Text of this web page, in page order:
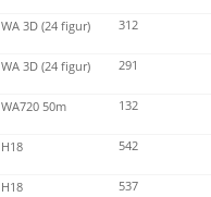
WA 3D (24 figur) 312
WA 3D (24 figur) 291
WA720 50m 132
H18 542
H18 537